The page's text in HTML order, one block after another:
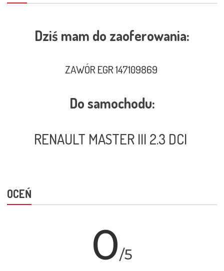
Dziś mam do zaoferowania:
ZAWÓR EGR 147109869
Do samochodu:
RENAULT MASTER III 2.3 DCI
OCEŃ
0/5